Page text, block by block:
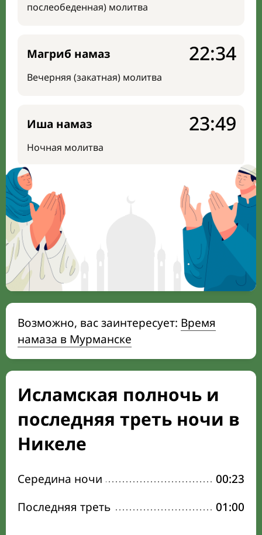
послеобеденная) молитва
Магриб намаз
Вечерняя (закатная) молитва
22:34
Иша намаз
Ночная молитва
23:49
Возможно, вас заинтересует: Время
намаза в Мурманске
Исламская полночь и
последняя треть ночи в
Никеле
Середина ночи
00:23
Последняя треть
01:00